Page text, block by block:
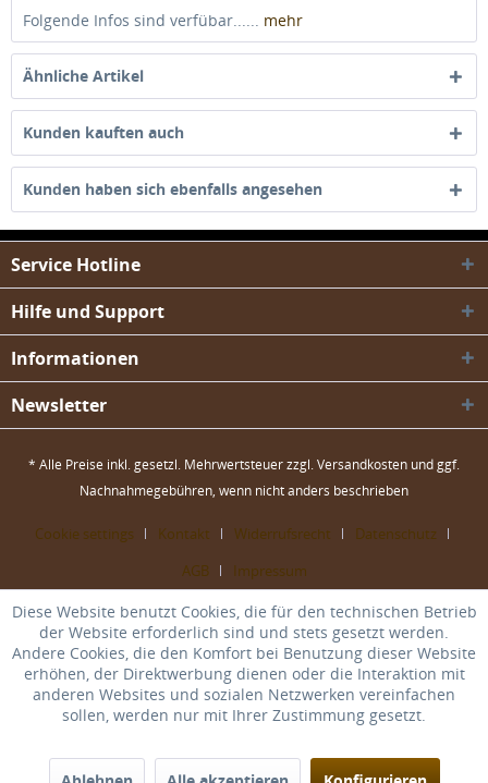
Folgende Infos sind verfübar...... mehr
Ähnliche Artikel
Kunden kauften auch
Kunden haben sich ebenfalls angesehen
Service Hotline
Hilfe und Support
Informationen
Newsletter
* Alle Preise inkl. gesetzl. Mehrwertsteuer zzgl.Versandkosten und ggf.
Nachnahmegebühren, wenn nicht anders beschrieben
Cookie settings Kontakt Widerrufsrecht
Datenschutz
AGB
Impressum
Diese Website benutzt Cookies, die für den technischen Betrieb
der Website erforderlich sind und stets gesetzt werden.
Andere Cookies, die den Komfort bei Benutzung dieser Website
erhöhen, der Direktwerbung dienen oder die Interaktion mit
anderen Websites und sozialen Netzwerken vereinfachen
sollen, werden nur mit Ihrer Zustimmung gesetzt.